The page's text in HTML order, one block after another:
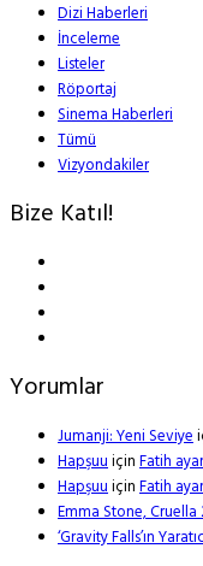
Dizi Haberleri
İnceleme
Listeler
Röportaj
Sinema Haberleri
Tümü
Vizyondakiler
Bize Katıl!
Yorumlar
Jumanji: Yeni Seviye
HapşuuiçinFatih ayar
HapşuuiçinFatih ayar
Emma Stone,
‘Gravity Falls’ın